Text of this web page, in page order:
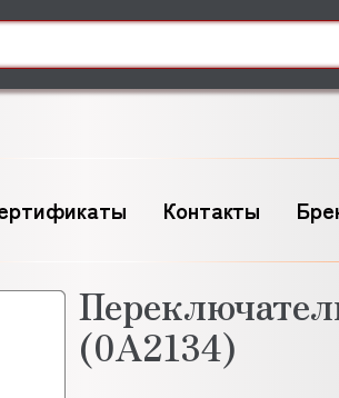
Контакты
(0А2134)